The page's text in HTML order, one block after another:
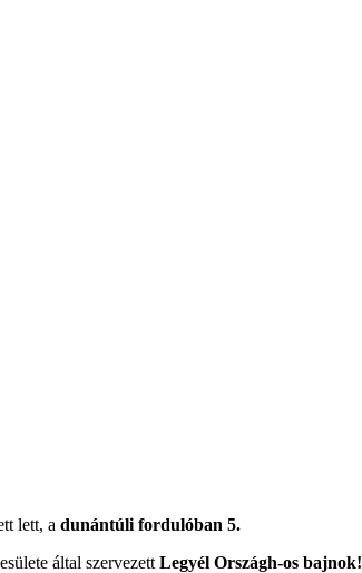
lett, a dunántúli fordulóban 5.
által szervezett Legyél Országh-os bajnok!